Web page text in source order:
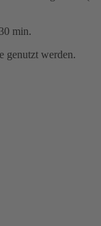
min.
genutzt werden.